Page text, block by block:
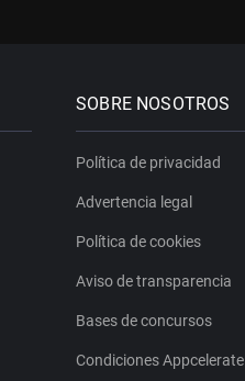
SOBRE NOSOTROS
Política de privacidad
Advertencia legal
Política de cookies
Aviso de transparencia
Bases de concursos
Condiciones Appcelerate